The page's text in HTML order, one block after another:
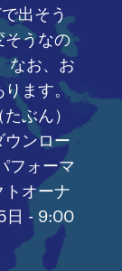
出そう
そうなの
なお、お
ります。
ぶん）
ウンロー
フォーマ
オーナ
日 - 9:00